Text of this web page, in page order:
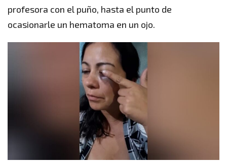
profesora con el puño, hasta el punto de
ocasionarle un hematoma en un ojo.